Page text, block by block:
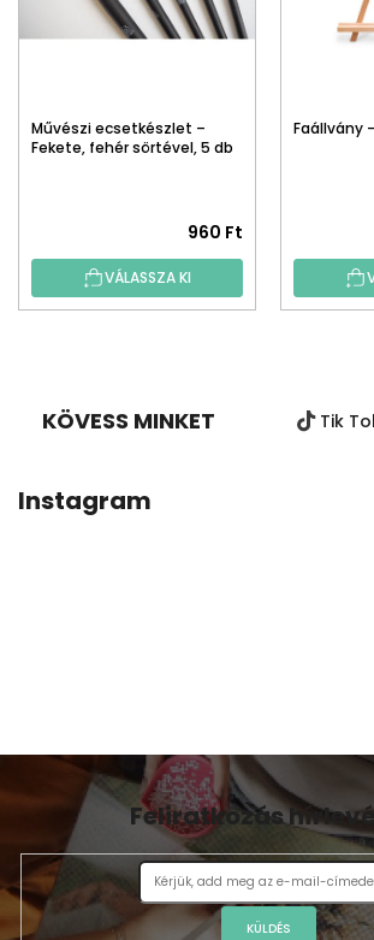
Művészi ecsetkészlet –
Fekete, fehér sörtével, 5 db
960 Ft
VÁLASSZA KI
Faállvány
KÖVESS MINKET Tik
Instagram
Feliratkozás
KÜLDÉS